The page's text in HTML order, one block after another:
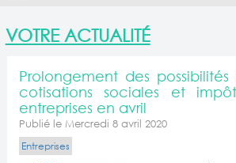
VOTRE ACTUALITÉ
Prolongement des
cotisations sociales et
entreprises en avril
Publié le Mercredi 8 avril 2020
Entreprises